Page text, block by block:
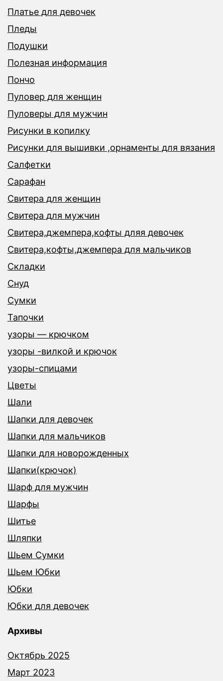
Платье для девочек
Пледы
Подушки
Полезная информация
Пончо
Пуловер для женщин
Пуловеры для мужчин
Рисунки в копилку
Рисунки для вышивки ,орнаменты для вязания
Салфетки
Сарафан
Свитера для женщин
Свитера для мужчин
Свитера,джемпера,кофты дляя девочек
Свитера,кофты,джемпера для мальчиков
Складки
Снуд
Сумки
Тапочки
узоры — крючком
узоры -вилкой и крючок
узоры-спицами
Цветы
Шали
Шапки для девочек
Шапки для мальчиков
Шапки для новорожденных
Шапки(крючок)
Шарф для мужчин
Шарфы
Шитье
Шляпки
Шьем Сумки
Шьем Юбки
Юбки
Юбки для девочек
Архивы
Октябрь 2025
Март 2023